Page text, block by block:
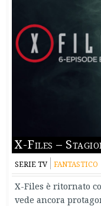
X-Files –
SERIE TV FANTASTICO
X-Files è ritornato
vede ancora